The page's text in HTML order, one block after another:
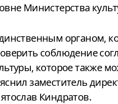
Министерства
органом,
соблюдение
которое также
заместитель
Киндратов.